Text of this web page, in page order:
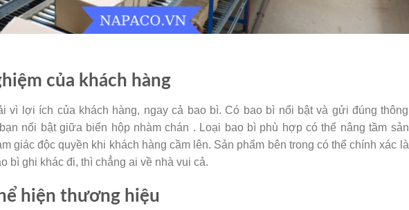
của khách hàng
vì lợi ích của khách hàng, ngay cả bao bì. Có bao bì nổi bật và gửi đúng thông
nổi bật giữa biển hộp nhàm chán . Loại bao bì phù hợp có thể nâng tầm sản
giác độc quyền khi khách hàng cầm lên. Sản phẩm bên trong có thể chính xác là
bì ghi khác đi, thì chẳng ai về nhà vui cả.
hiện thương hiệu